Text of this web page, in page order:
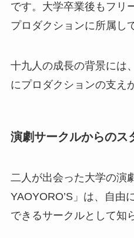
です。大学卒業後もフリ
プロダクションに所属し
十九人の成長の背景には
にプロダクションの支え
演劇サークルからのス
二人が出会った大学の演
YAOYORO’S」は、自由
できるサークルとして知